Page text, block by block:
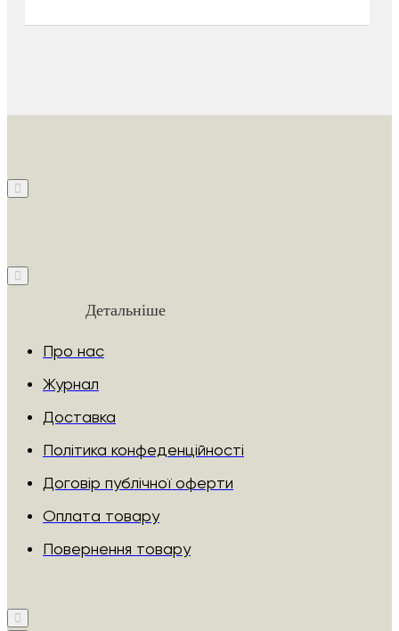
Детальніше
Про нас
Журнал
Доставка
Політика конфеденційності
Договір публічної оферти
Оплата товару
Повернення товару